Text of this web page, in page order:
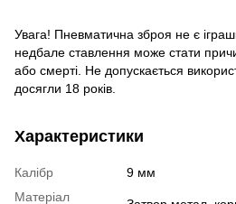
Увага! Пневматична зброя не є
недбале ставлення може стати
або смерті. Не допускається
досягли 18 років.
Характеристики
Калібр
9 мм
Матеріал